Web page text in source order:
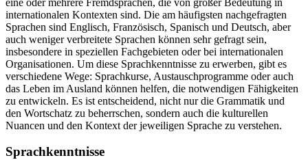
internationalen Kontexten sind. Die am häufigsten nachgefragten
Sprachen sind Englisch, Französisch, Spanisch und Deutsch, aber
auch weniger verbreitete Sprachen können sehr gefragt sein,
insbesondere in speziellen Fachgebieten oder bei internationalen
Organisationen. Um diese Sprachkenntnisse zu erwerben, gibt es
verschiedene Wege: Sprachkurse, Austauschprogramme oder auch
das Leben im Ausland können helfen, die notwendigen Fähigkeiten
zu entwickeln. Es ist entscheidend, nicht nur die Grammatik und
den Wortschatz zu beherrschen, sondern auch die kulturellen
Nuancen und den Kontext der jeweiligen Sprache zu verstehen.
Sprachkenntnisse